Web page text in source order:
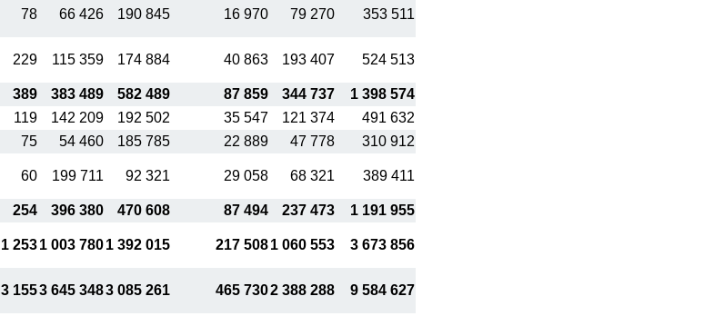
78 66 426 190 845 16 970 79 270 353 511
229 115 359 174 884 40 863 193 407 524 513
389 383 489 582 489 87 859 344 737
1 398 574
119 142 209 192 502 35 547 121 374
491 632
75 54 460 185 785 22 889 47 778
310 912
60 199 711 92 321 29 058 68 321 389 411
254 396 380 470 608 87 494 237 473
1 191 955
1 2531 003 7801 392 015 217 5081 060 553 3 673 856
3 1553 645 3483 085 261 465 7302 388 288 9 584 627